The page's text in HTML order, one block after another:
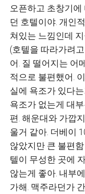
오픈하고 초창기
던 호텔이야. 개인
쳐있는 느낌인데
(호텔을 따라가려
어. 질 떨어지는 어
적으로 불편했어.
실에 욕조가 있다
욕조가 없는게 대
편. 해운대와 가깝
울거 같아. 더베이
않았지만 큰 불편
텔이 무성한 곳에
않는게 좋아. 내부
가해. 맥주라던가